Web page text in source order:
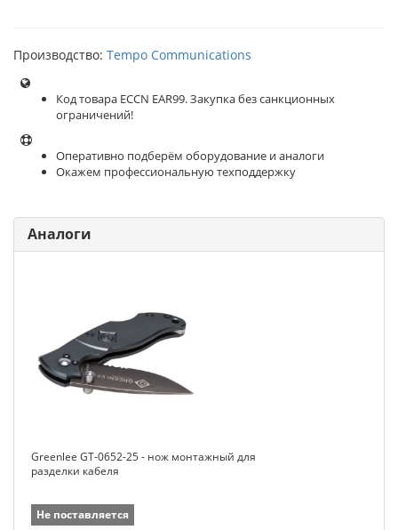
Производство: Tempo Communications
Код товара ECCN EAR99. Закупка без санкционных
ограничений!
Оперативно подберём оборудование и аналоги
Окажем профессиональную техподдержку
Аналоги
Greenlee GT-0652-25 - нож монтажный для
разделки кабеля
Не поставляется